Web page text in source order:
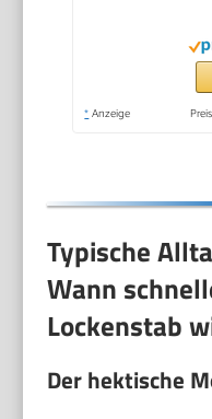
* Anzeige
Typische
Wann
Lockenstab
Der hektische